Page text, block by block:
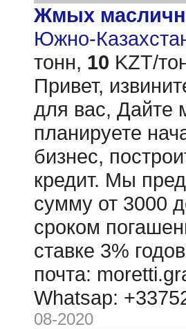
Жмых
Южно-
тонн, 10 KZT/
Привет,
для вас, Дайте
планируете
бизнес,
кредит. Мы
сумму от 3000
сроком
ставке 3%
почта:
Whatsap:
08-2020